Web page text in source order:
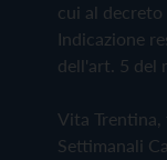
cui al decreto
Indicazione
dell'art. 5 del
Vita Trentina,
Settimanali